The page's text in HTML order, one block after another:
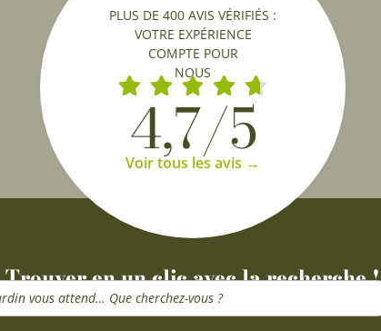
PLUS DE 400 AVIS VÉRIFIÉS :
VOTRE EXPÉRIENCE
COMPTE POUR
NOUS
4,7/5
Voir tous les avis →
Trouver en un clic avec la recherche !